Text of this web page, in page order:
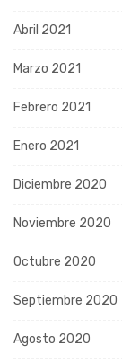
Abril 2021
Marzo 2021
Febrero 2021
Enero 2021
Diciembre 2020
Noviembre 2020
Octubre 2020
Septiembre 2020
Agosto 2020